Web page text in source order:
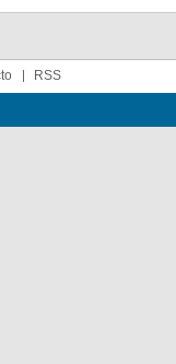
RSS